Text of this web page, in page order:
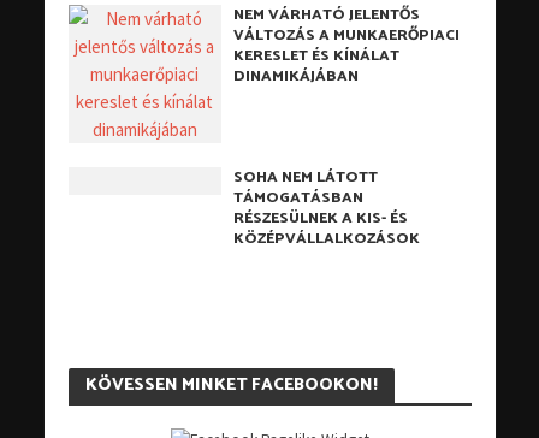
NEM VÁRHATÓ JELENTŐS
VÁLTOZÁS A MUNKAERŐPIACI
KERESLET ÉS KÍNÁLAT
DINAMIKÁJÁBAN
SOHA NEM LÁTOTT
TÁMOGATÁSBAN
RÉSZESÜLNEK A KIS- ÉS
KÖZÉPVÁLLALKOZÁSOK
KÖVESSEN MINKET FACEBOOKON!